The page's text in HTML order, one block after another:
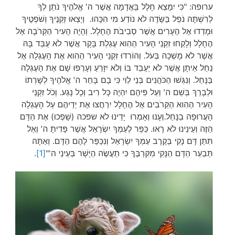
ערופה: "כִּי יִמָּצֵא חָלָל בָּאֲדָמָה אֲשֶׁר ה' אֱלֹהֶיךָ נֹתֵן לְךָ
לְרִשְׁתָּהּ נֹפֵל בַּשָּׂדֶה לֹא נוֹדַע מִי הִכָּהוּ. וְיָצְאוּ זְקֵנֶיךָ וְשֹׁפְטֶיךָ
וּמָדְדוּ אֶל הֶעָרִים אֲשֶׁר סְבִיבֹת הֶחָלָל. וְהָיָה הָעִיר הַקְּרֹבָה אֶל
הֶחָלָל וְלָקְחוּ זִקְנֵי הָעִיר הַהִוא עֶגְלַת בָּקָר אֲשֶׁר לֹא עֻבַּד בָּהּ
אֲשֶׁר לֹא מָשְׁכָה בְּעֹל. וְהוֹרִדוּ זִקְנֵי הָעִיר הַהִוא אֶת הָעֶגְלָה אֶל
נַחַל אֵיתָן אֲשֶׁר לֹא יֵעָבֵד בּוֹ וְלֹא יִזָּרֵעַ וְעָרְפוּ שָׁם אֶת הָעֶגְלָה
בַּנָּחַל. וְנִגְּשׁוּ הַכֹּהֲנִים בְּנֵי לֵוִי כִּי בָם בָּחַר ה' אֱלֹהֶיךָ לְשָׁרְתוֹ
וּלְבָרֵךְ בְּשֵׁם ה' וְעַל פִּיהֶם יִהְיֶה כָּל רִיב וְכָל נָגַע. וְכֹל זִקְנֵי
הָעִיר הַהִוא הַקְּרֹבִים אֶל הֶחָלָל יִרְחֲצוּ אֶת יְדֵיהֶם עַל הָעֶגְלָה
הָעֲרוּפָה בַנָּחַל.וְעָנוּ וְאָמְרוּ יָדֵינוּ לֹא שפכה (שָׁפְכוּ) אֶת הַדָּם
הַזֶּה וְעֵינֵינוּ לֹא רָאוּ. כַּפֵּר לְעַמְּךָ יִשְׂרָאֵל אֲשֶׁר פָּדִיתָ ה' וְאַל
תִּתֵּן דָּם נָקִי בְּקֶרֶב עַמְּךָ יִשְׂרָאֵל וְנִכַּפֵּר לָהֶם הַדָּם. וְאַתָּה
תְּבַעֵר הַדָּם הַנָּקִי מִקִּרְבֶּךָ כִּי תַעֲשֶׂה הַיָּשָׁר בְּעֵינֵי ה'"[1]
.